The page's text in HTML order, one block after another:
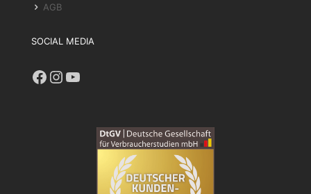
AGB
SOCIAL MEDIA
Facebook
Instagram
YouTube